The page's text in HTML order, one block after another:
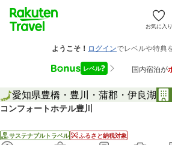
お気に入り
愛知県豊橋・豊川・蒲郡・伊良湖
コンフォートホテル豊川
サステナブルトラベル ふるさと納税対象